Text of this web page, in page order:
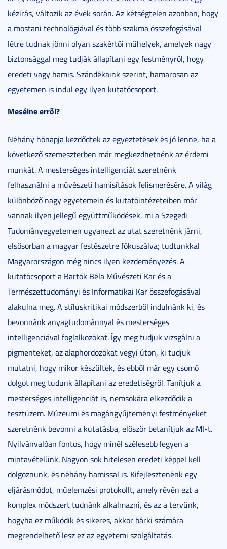
kézírás, változik az évek során. Az kétségtelen azonban, hogy
a mostani technológiával és több szakma összefogásával
létre tudnak jönni olyan szakértői műhelyek, amelyek nagy
biztonsággal meg tudják állapítani egy festményről, hogy
eredeti vagy hamis. Szándékaink szerint, hamarosan az
egyetemen is indul egy ilyen kutatócsoport.
Mesélne erről?
Néhány hónapja kezdődtek az egyeztetések és jó lenne, ha a
következő szemeszterben már megkezdhetnénk az érdemi
munkát. A mesterséges intelligenciát szeretnénk
felhasználni a művészeti hamisítások felismerésére. A világ
különböző nagy egyetemein és kutatóintézeteiben már
vannak ilyen jellegű együttműködések, mi a Szegedi
Tudományegyetemen ugyanezt az utat szeretnénk járni,
elsősorban a magyar festészetre fókuszálva; tudtunkkal
Magyarországon még nincs ilyen kezdeményezés. A
kutatócsoport a Bartók Béla Művészeti Kar és a
Természettudományi és Informatikai Kar összefogásával
alakulna meg. A stíluskritikai módszerből indulnánk ki, és
bevonnánk anyagtudománnyal és mesterséges
intelligenciával foglalkozókat. Így meg tudjuk vizsgálni a
pigmenteket, az alaphordozókat vegyi úton, ki tudjuk
mutatni, hogy mikor készültek, és ebből már egy csomó
dolgot meg tudunk állapítani az eredetiségről. Tanítjuk a
mesterséges intelligenciát is, nemsokára elkezdődik a
tesztüzem. Múzeumi és magángyűjteményi festményeket
szeretnénk bevonni a kutatásba, először betanítjuk az MI-t.
Nyilvánvalóan fontos, hogy minél szélesebb legyen a
mintavételünk. Nagyon sok hitelesen eredeti képpel kell
dolgoznunk, és néhány hamissal is. Kifejlesztenénk egy
eljárásmódot, műelemzési protokollt, amely révén ezt a
komplex módszert tudnánk alkalmazni, és az a tervünk,
hogyha ez működik és sikeres, akkor bárki számára
megrendelhető lesz ez az egyetemi szolgáltatás.